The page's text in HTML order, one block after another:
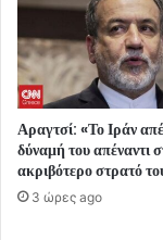
Αραγτσί: «Το Ιράν
δύναμή του απέναντι
ακριβότερο στρατό
3 ώρες ago